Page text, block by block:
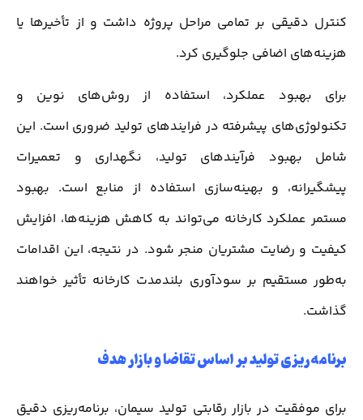
کنترل دقیقی بر تمامی مراحل پروژه داشت و از تأخیرها یا
هزینه‌های اضافی جلوگیری کرد.
برای بهبود عملکرد، استفاده از روش‌های نوین و
تکنولوژی‌های پیشرفته در فرایندهای تولید ضروری است. این
شامل بهبود فرآیندهای تولید، نگهداری و تعمیرات
پیشگیرانه، و بهینه‌سازی استفاده از منابع است. بهبود
مستمر عملکرد کارخانه می‌تواند به کاهش هزینه‌ها، افزایش
کیفیت و رضایت مشتریان منجر شود. در نتیجه، این اقدامات
به‌طور مستقیم بر سودآوری بلندمدت کارخانه تأثیر خواهند
گذاشت.
برنامه‌ریزی تولید بر اساس تقاضا و بازار هدف
برای موفقیت در بازار رقابتی تولید سیمان، برنامه‌ریزی دقیق